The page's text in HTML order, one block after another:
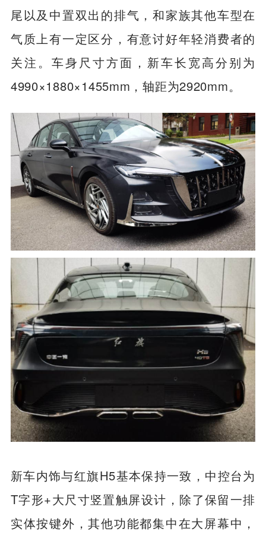
尾以及中置双出的排气，和家族其他车型在
气质上有一定区分，有意讨好年轻消费者的
关注。车身尺寸方面，新车长宽高分别为
4990×1880×1455mm，轴距为2920mm。
新车内饰与红旗H5基本保持一致，中控台为
T字形+大尺寸竖置触屏设计，除了保留一排
实体按键外，其他功能都集中在大屏幕中，